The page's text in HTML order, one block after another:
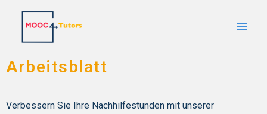
Arbeitsblatt
Verbessern Sie Ihre Nachhilfestunden mit unserer